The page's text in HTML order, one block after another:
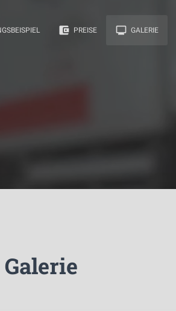
account_balance_wallet PREISE monitor GALERIE
Galerie